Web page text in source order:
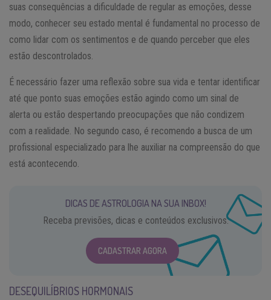
suas consequências a dificuldade de regular as emoções, desse
modo, conhecer seu estado mental é fundamental no processo de
como lidar com os sentimentos e de quando perceber que eles
estão descontrolados.
É necessário fazer uma reflexão sobre sua vida e tentar identificar
até que ponto suas emoções estão agindo como um sinal de
alerta ou estão despertando preocupações que não condizem
com a realidade. No segundo caso, é recomendo a busca de um
profissional especializado para lhe auxiliar na compreensão do que
está acontecendo.
DICAS DE ASTROLOGIA NA SUA INBOX!
Receba previsões, dicas e conteúdos exclusivos.
CADASTRAR AGORA
DESEQUILÍBRIOS HORMONAIS